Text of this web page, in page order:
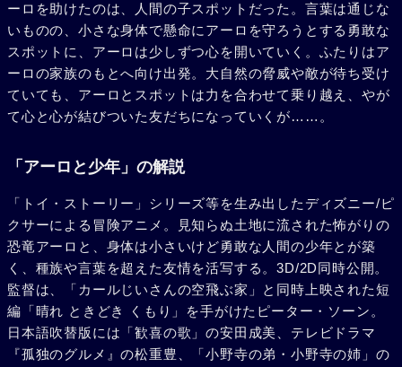
ーロを助けたのは、人間の子スポットだった。言葉は通じな
いものの、小さな身体で懸命にアーロを守ろうとする勇敢な
スポットに、アーロは少しずつ心を開いていく。ふたりはア
ーロの家族のもとへ向け出発。大自然の脅威や敵が待ち受け
ていても、アーロとスポットは力を合わせて乗り越え、やが
て心と心が結びついた友だちになっていくが……。
「アーロと少年」の解説
「トイ・ストーリー」シリーズ等を生み出したディズニー/ピ
クサーによる冒険アニメ。見知らぬ土地に流された怖がりの
恐竜アーロと、身体は小さいけど勇敢な人間の少年とが築
く、種族や言葉を超えた友情を活写する。3D/2D同時公開。
監督は、「カールじいさんの空飛ぶ家」と同時上映された短
編「晴れ ときどき くもり」を手がけたピーター・ソーン。
日本語吹替版には「歓喜の歌」の安田成美、テレビドラマ
『孤独のグルメ』の松重豊、「小野寺の弟・小野寺の姉」の